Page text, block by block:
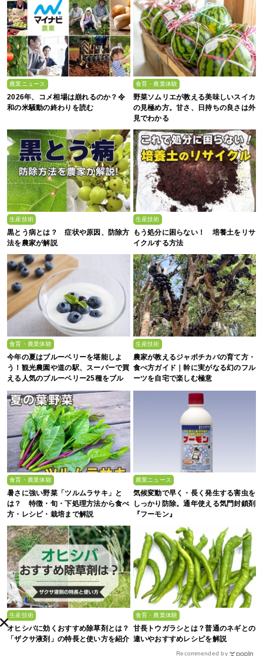
農業ニュース
2026年、コメ相場は崩れるのか？令
和の米騒動の終わりを読む
食育・農業体験
野菜ソムリエが教える美味しいスイカ
の見極め方。甘さ、日持ちの良さは外
見でわかる
生産技術
黒とう病とは？ 症状や原因、防除方
法を農家が解説
生産技術
もう処分に困らない！ 培養土をリサ
イクルする方法
食育・農業体験
今年の夏はブルーベリーを堪能しよ
う！観光農園や道の駅、スーパーで買
える人気のブルーベリー25種をブル
生産技術
農家が教えるジャボチカバの育て方・
食べ方ガイド｜幹に実がなる幻のフル
ーツを自宅で楽しむ極意
食育・農業体験
暑さに強い野菜「ツルムラサキ」と
は？ 特徴・旬・下処理方法から食べ
方・レシピ・栽培まで解説
農業ニュース
気候変動で早く・長く発生する害虫を
しっかり防除。通年使える気門封鎖剤
『フーモン』
生産技術
オヒシバに効くおすすめ除草剤とは？
「ザクサ液剤」の特長と使い方を紹介
食育・農業体験
甘長トウガラシとは？普通のネギとの
違いやおすすめレシピを解説
Recommended by